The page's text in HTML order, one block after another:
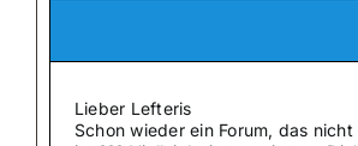
Lieber Lefteris
Schon wieder ein Forum, das nicht